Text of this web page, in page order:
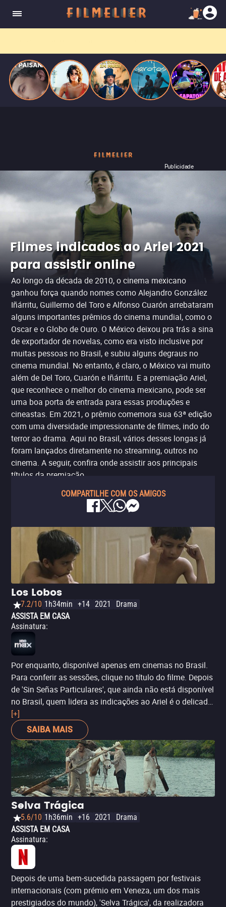
Publicidade
Filmes indicados ao Ariel 2021
para assistir online
Ao longo da década de 2010, o cinema mexicano
ganhou força quando nomes como Alejandro González
Iñárritu, Guillermo del Toro e Alfonso Cuarón arrebataram
alguns importantes prêmios do cinema mundial, como o
Oscar e o Globo de Ouro. O México deixou pra trás a sina
de exportador de novelas, como era visto inclusive por
muitas pessoas no Brasil, e subiu alguns degraus no
cinema mundial. No entanto, é claro, o México vai muito
além de Del Toro, Cuarón e Iñárritu. E a premiação Ariel,
que reconhece o melhor do cinema mexicano, pode ser
uma boa porta de entrada para essas produções e
cineastas. Em 2021, o prêmio comemora sua 63ª edição
com uma diversidade impressionante de filmes, indo do
terror ao drama. Aqui no Brasil, vários desses longas já
foram lançados diretamente no streaming, outros no
cinema. A seguir, confira onde assistir aos principais
títulos da premiação.
COMPARTILHE COM OS AMIGOS
Los Lobos
7.2/10 1h34min +14 2021
Drama
ASSISTA EM CASA
Assinatura:
Por enquanto, disponível apenas em cinemas no Brasil.
Para conferir as sessões, clique no título do filme. Depois
de 'Sin Señas Particulares', que ainda não está disponível
no Brasil, quem lidera as indicações ao Ariel é o delicado
'Los Lobos'. O filme é um retrato da ternura de uma mãe
que cruzou a fronteira para os Estados Unidos com seus
dois filhos pequenos, mas que precisa deixá-los sozinhos
todos os dias no pequeno quarto do motel onde moram.
O filme de Samuel Kishi Leopo teve 13 indicações,
figurando também entre as principais categorias de
Melhor Direção, Filme, Atriz e Roteiro Original, entre
outros. Por enquanto, disponível apenas em cinemas no
Brasil. Para conferir as sessões, clique no título do filme.
[+]
SAIBA MAIS
Selva Trágica
5.6/10 1h36min +16 2021
Drama
ASSISTA EM CASA
Assinatura:
Depois de uma bem-sucedida passagem por festivais
internacionais (com prémio em Veneza, um dos mais
prestigiados do mundo), 'Selva Trágica', da realizadora
quando se apaixona por um de seus alvos.